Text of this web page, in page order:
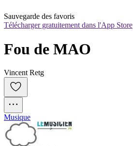
Sauvegarde des favoris
Télécharger gratuitement dans l'App Store
Fou de MAO
Vincent Retg
Musique